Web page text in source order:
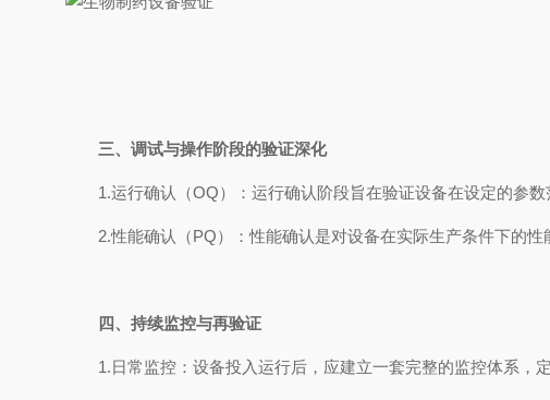
三、调试与操作阶段的验证深化
1.运行确认（OQ）：运行确认阶段旨在验证设备在设定的参数
2.性能确认（PQ）：性能确认是对设备在实际生产条件下的性
四、持续监控与再验证
1.日常监控：设备投入运行后，应建立一套完整的监控体系，定